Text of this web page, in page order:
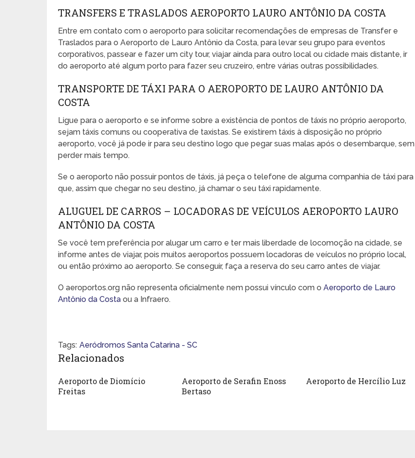
TRANSFERS E TRASLADOS AEROPORTO LAURO ANTÔNIO DA COSTA
Entre em contato com o aeroporto para solicitar recomendações de empresas de Transfer e
Traslados para o Aeroporto de Lauro Antônio da Costa, para levar seu grupo para eventos
corporativos, passear e fazer um city tour, viajar ainda para outro local ou cidade mais distante, ir
do aeroporto até algum porto para fazer seu cruzeiro, entre várias outras possibilidades.
TRANSPORTE DE TÁXI PARA O AEROPORTO DE LAURO ANTÔNIO DA
COSTA
Ligue para o aeroporto e se informe sobre a existência de pontos de táxis no próprio aeroporto,
sejam táxis comuns ou cooperativa de taxistas. Se existirem táxis à disposição no próprio
aeroporto, você já pode ir para seu destino logo que pegar suas malas após o desembarque, sem
perder mais tempo.
Se o aeroporto não possuir pontos de táxis, já peça o telefone de alguma companhia de táxi para
que, assim que chegar no seu destino, já chamar o seu táxi rapidamente.
ALUGUEL DE CARROS – LOCADORAS DE VEÍCULOS AEROPORTO LAURO
ANTÔNIO DA COSTA
Se você tem preferência por alugar um carro e ter mais liberdade de locomoção na cidade, se
informe antes de viajar, pois muitos aeroportos possuem locadoras de veículos no próprio local,
ou então próximo ao aeroporto. Se conseguir, faça a reserva do seu carro antes de viajar.
O aeroportos.org não representa oficialmente nem possui vínculo com oAeroporto de Lauro
Antônio da Costa ou a Infraero.
Tags: Aeródromos Santa Catarina - SC
Relacionados
Aeroporto de Diomício
Freitas
Aeroporto de Serafin Enoss
Bertaso
Aeroporto de Hercílio Luz